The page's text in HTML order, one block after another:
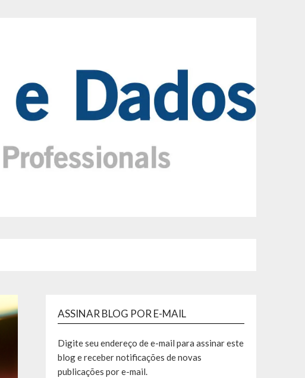
ASSINAR BLOG POR E-MAIL
Digite seu endereço de e-mail para assinar este
blog e receber notificações de novas
publicações por e-mail.